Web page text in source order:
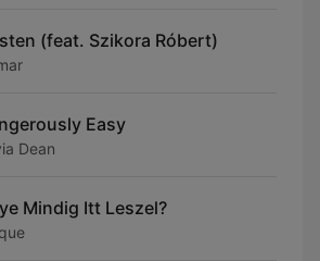
(feat. Szikora Róbert)
Easy
Dean
Mindig Itt Leszel?